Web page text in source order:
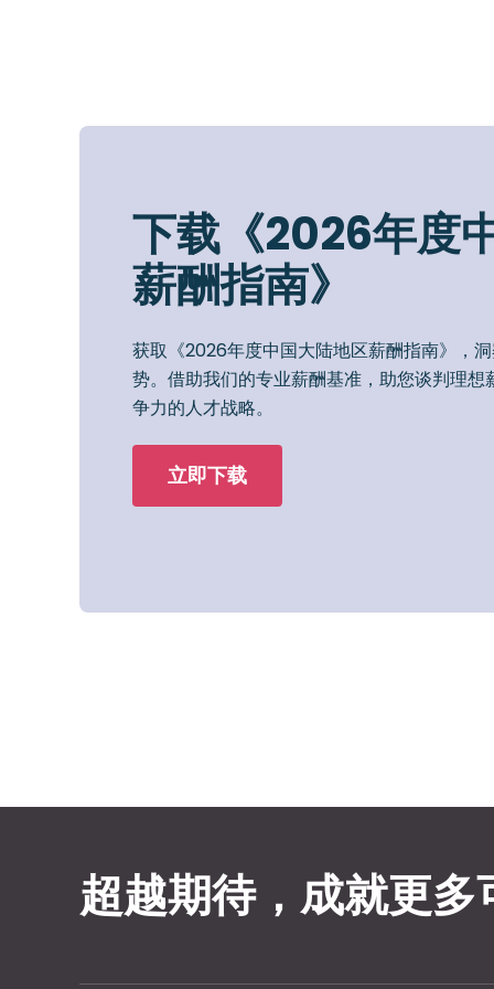
下载《2026年度
薪酬指南》
获取《2026年度中国大陆地区薪酬指南》，
势。借助我们的专业薪酬基准，助您谈判理
争力的人才战略。
立即下载
超越期待，成就更多